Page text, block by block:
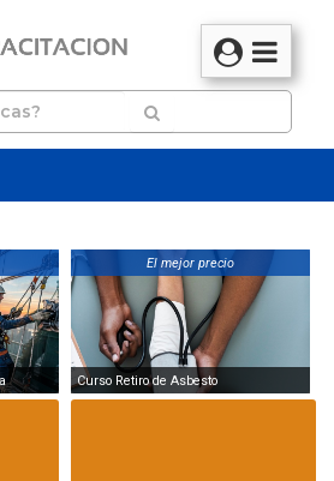
El mejor precio
Curso Retiro de Asbesto